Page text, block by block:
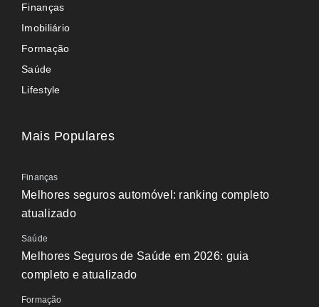
Finanças
Imobiliário
Formação
Saúde
Lifestyle
Mais Populares
Finanças
Melhores seguros automóvel: ranking completo
atualizado
Saúde
Melhores Seguros de Saúde em 2026: guia
completo e atualizado
Formação